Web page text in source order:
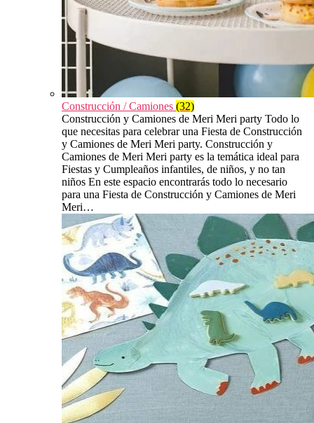
Construcción / Camiones (32)
Construcción y Camiones de Meri Meri party Todo lo
que necesitas para celebrar una Fiesta de Construcción
y Camiones de Meri Meri party. Construcción y
Camiones de Meri Meri party es la temática ideal para
Fiestas y Cumpleaños infantiles, de niños, y no tan
niños En este espacio encontrarás todo lo necesario
para una Fiesta de Construcción y Camiones de Meri
Meri…